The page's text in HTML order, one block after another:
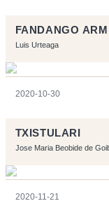
FANDANGO
Luis Urteaga
2020-10-30
TXISTULARI
Jose Maria Beobide de
2020-11-21